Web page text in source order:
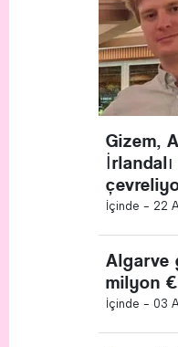
Gizem,
İçinde - 22
Algarve
milyon
İçinde - 03